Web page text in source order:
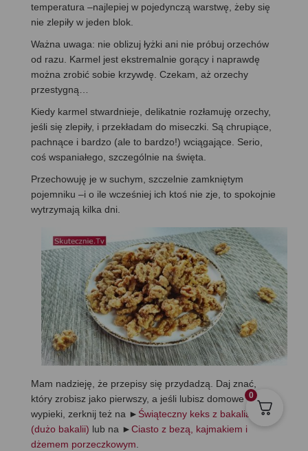
temperatura –najlepiej w pojedynczą warstwę, żeby się
nie zlepiły w jeden blok.
Ważna uwaga: nie oblizuj łyżki ani nie próbuj orzechów
od razu. Karmel jest ekstremalnie gorący i naprawdę
można zrobić sobie krzywdę. Czekam, aż orzechy
przestygną…
Kiedy karmel stwardnieje, delikatnie rozłamuję orzechy,
jeśli się zlepiły, i przekładam do miseczki. Są chrupiące,
pachnące i bardzo (ale to bardzo!) wciągające. Serio,
coś wspaniałego, szczególnie na święta.
Przechowuję je w suchym, szczelnie zamkniętym
pojemniku –i o ile wcześniej ich ktoś nie zje, to spokojnie
wytrzymają kilka dni.
Mam nadzieję, że przepisy się przydadzą. Daj znać,
który zrobisz jako pierwszy, a jeśli lubisz domowe
wypieki, zerknij też na ► Świąteczny keks z bakaliami
(dużo bakalii) lub na ►Ciasto z bezą, kajmakiem i
dżemem porzeczkowym.
0